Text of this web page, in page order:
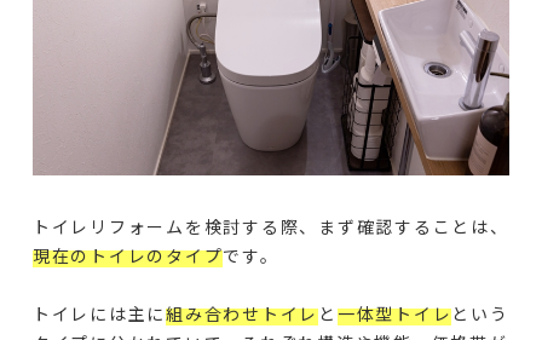
トイレリフォームを検討する際、まず確認することは、
現在のトイレのタイプです。
トイレには主に組み合わせトイレと 一体型トイレという